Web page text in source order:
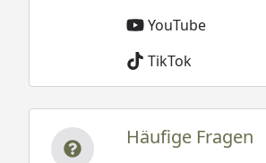
YouTube
TikTok
Häufige Fragen